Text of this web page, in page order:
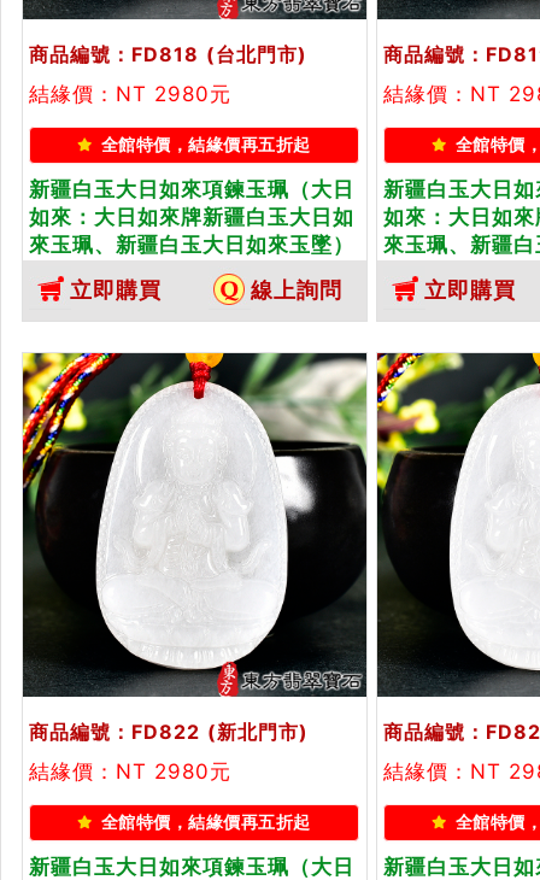
商品編號：FD818 (台北門市)
結緣價：NT 2980元
全館特價，結緣價再五折起
新疆白玉大日如來項鍊玉珮（大日
如來：大日如來牌新疆白玉大日如
來玉珮、新疆白玉大日如來玉墜）
新疆白玉大日如來，FD818。客製
化訂做各種新疆白玉大日如來吊墜
玉珮項鍊。★附東方翡翠寶石保證
卡
立即購買 線上詢問
商品編號：
結緣價：NT
全館特價
新疆白玉大日
如來：大日如
來玉珮、新疆
新疆白玉大日
化訂做各種新
玉珮項鍊。★附
卡
立即購買
商品編號：FD822 (新北門市)
結緣價：NT 2980元
全館特價，結緣價再五折起
新疆白玉大日如來項鍊玉珮（大日
商品編號：
結緣價：NT
全館特價
新疆白玉大日